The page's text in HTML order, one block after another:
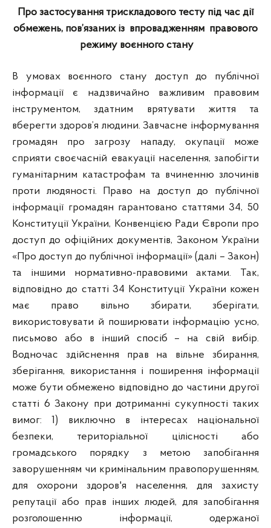
Про застосування трискладового тесту під час дії
обмежень, пов’язаних із впровадженням правового
режиму воєнного стану
В умовах воєнного стану доступ до публічної
інформації є надзвичайно важливим правовим
інструментом, здатним врятувати життя та
вберегти здоров’я людини. Завчасне інформування
громадян про загрозу нападу, окупації може
сприяти своєчасній евакуації населення, запобігти
гуманітарним катастрофам та вчиненню злочинів
проти людяності. Право на доступ до публічної
інформації громадян гарантовано статтями 34, 50
Конституції України, Конвенцією Ради Європи про
доступ до офіційних документів, Законом України
«Про доступ до публічної інформації» (далі – Закон)
та іншими нормативно-правовими актами. Так,
відповідно до статті 34 Конституції України кожен
має право вільно збирати, зберігати,
використовувати й поширювати інформацію усно,
письмово або в інший спосіб – на свій вибір.
Водночас здійснення прав на вільне збирання,
зберігання, використання і поширення інформації
може бути обмежено відповідно до частини другої
статті 6 Закону при дотриманні сукупності таких
вимог: 1) виключно в інтересах національної
безпеки, територіальної цілісності або
громадського порядку з метою запобігання
заворушенням чи кримінальним правопорушенням,
для охорони здоров'я населення, для захисту
репутації або прав інших людей, для запобігання
розголошенню інформації, одержаної